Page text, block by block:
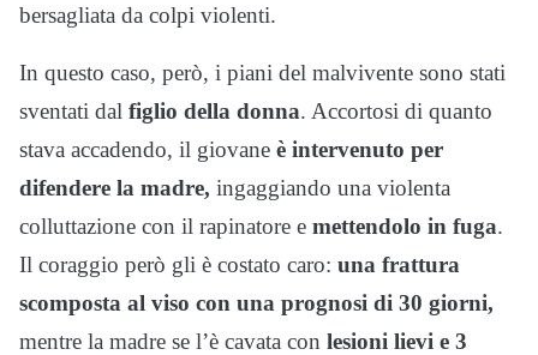
bersagliata da colpi violenti.
In questo caso, però, i piani del malvivente sono stati
sventati dal figlio della donna. Accortosi di quanto
stava accadendo, il giovane è intervenuto per
difendere la madre, ingaggiando una violenta
colluttazione con il rapinatore e mettendolo in fuga.
Il coraggio però gli è costato caro: una frattura
scomposta al viso con una prognosi di 30 giorni,
mentre la madre se l’è cavata con lesioni lievi e 3